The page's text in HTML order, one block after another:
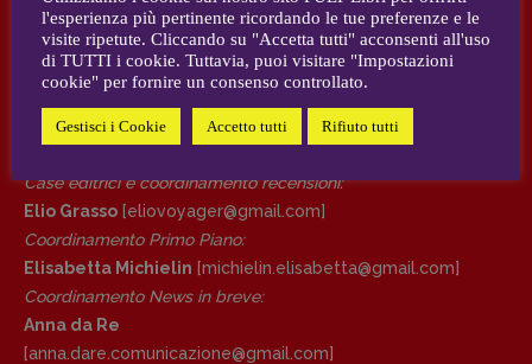
DIRETTRICE RESPONSABILE
Antonella Marrone
REDAZIONE
Anna da Re,Roberto Derobertis,Elio
Grasso,Fabio Malagnini,Valentina
Marcoli,Elisabetta Michielin
Spallina, Roberto Sturm,Tania Tonin
CONTATTI
Case editrici e coordinamento
Elisabetta Michielin,Roberto Sturm,Tania Tonin
AUTORI e COLLABORATORI
CONTATTI
Case editrici e coordinamento recensioni:
Elio Grasso [eliovoyager@gmail.com]
Coordinamento Primo Piano:
Elisabetta Michielin [michielin.elisabetta@gmail.com]
Coordinamento News in breve:
Anna da Re
[anna.dare.comunicazione@gmail. com]
l'esperienza più pertinente ricordando le tue preferenze e le
visite ripetute. Cliccando su "Accetta tutti" acconsenti all'uso
di TUTTI i cookie. Tuttavia, puoi visitare "Impostazioni
cookie" per fornire un consenso controllato.
Gestisci i Cookie Accetto tutti Rifiuto tutti